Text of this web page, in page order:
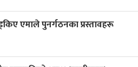
एमाले पुनर्गठनका प्रस्तावहरू